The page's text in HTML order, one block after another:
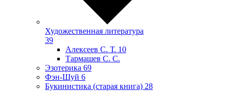
Художественная литература
39
Алексеев С. Т. 10
Тармашев С. С.
Эзотерика 69
Фэн-Шуй 6
Букинистика (старая книга) 28